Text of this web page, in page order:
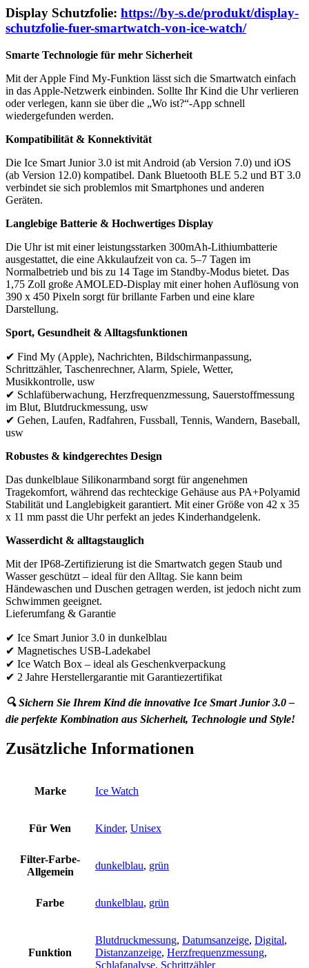
Display Schutzfolie: https://by-s.de/produkt/display-
schutzfolie-fuer-smartwatch-von-ice-watch/
Smarte Technologie für mehr Sicherheit
Mit der Apple Find My-Funktion lässt sich die Smartwatch einfach
in das Apple-Netzwerk einbinden. Sollte Ihr Kind die Uhr verlieren
oder verlegen, kann sie über die „Wo ist?“-App schnell
wiedergefunden werden.
Kompatibilität & Konnektivität
Die Ice Smart Junior 3.0 ist mit Android (ab Version 7.0) und iOS
(ab Version 12.0) kompatibel. Dank Bluetooth BLE 5.2 und BT 3.0
verbindet sie sich problemlos mit Smartphones und anderen
Geräten.
Langlebige Batterie & Hochwertiges Display
Die Uhr ist mit einer leistungsstarken 300mAh-Lithiumbatterie
ausgestattet, die eine Akkulaufzeit von ca. 5–7 Tagen im
Normalbetrieb und bis zu 14 Tage im Standby-Modus bietet. Das
1,75 Zoll große AMOLED-Display mit einer hohen Auflösung von
390 x 450 Pixeln sorgt für brillante Farben und eine klare
Darstellung.
Sport, Gesundheit & Alltagsfunktionen
✔ Find My (Apple), Nachrichten, Bildschirmanpassung,
Schrittzähler, Taschenrechner, Alarm, Spiele, Wetter,
Musikkontrolle, usw
✔ Schlafüberwachung, Herzfrequenzmessung, Sauerstoffmessung
im Blut, Blutdruckmessung, usw
✔ Gehen, Laufen, Radfahren, Fussball, Tennis, Wandern, Baseball,
usw
Robustes & kindgerechtes Design
Das dunkelblaue Silikonarmband sorgt für angenehmen
Tragekomfort, während das rechteckige Gehäuse aus PA+Polyamid
Stabilität und Langlebigkeit garantiert. Mit einer Größe von 42 x 35
x 11 mm passt die Uhr perfekt an jedes Kinderhandgelenk.
Wasserdicht & alltagstauglich
Mit der IP68-Zertifizierung ist die Smartwatch gegen Staub und
Wasser geschützt – ideal für den Alltag. Sie kann beim
Händewaschen und Duschen getragen werden, ist jedoch nicht zum
Schwimmen geeignet.
Lieferumfang & Garantie
✔ Ice Smart Junior 3.0 in dunkelblau
✔ Magnetisches USB-Ladekabel
✔ Ice Watch Box – ideal als Geschenkverpackung
✔ 2 Jahre Herstellergarantie mit Garantiezertifikat
🔍 Sichern Sie Ihrem Kind die innovative Ice Smart Junior 3.0 –
die perfekte Kombination aus Sicherheit, Technologie und Style!
Zusätzliche Informationen
Marke Ice Watch
Für Wen Kinder, Unisex
Filter-Farbe-
Allgemein
dunkelblau, grün
Farbe dunkelblau, grün
Funktion
Blutdruckmessung, Datumsanzeige, Digital,
Distanzanzeige, Herzfrequenzmessung,
Schlafanalyse, Schrittzähler